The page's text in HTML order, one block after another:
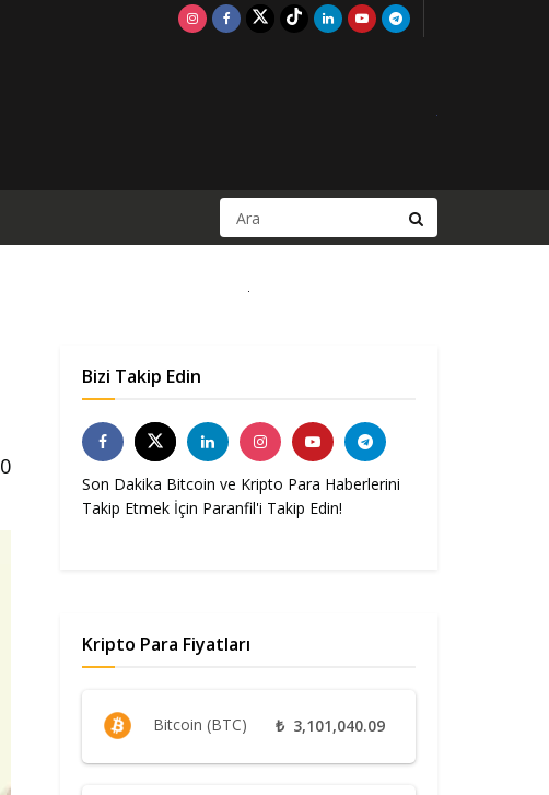
0
Bizi Takip Edin
Son Dakika Bitcoin ve Kripto Para Haberlerini
Takip Etmek İçin Paranfil'i Takip Edin!
Kripto Para Fiyatları
Bitcoin (BTC) ₺ 3,101,040.09